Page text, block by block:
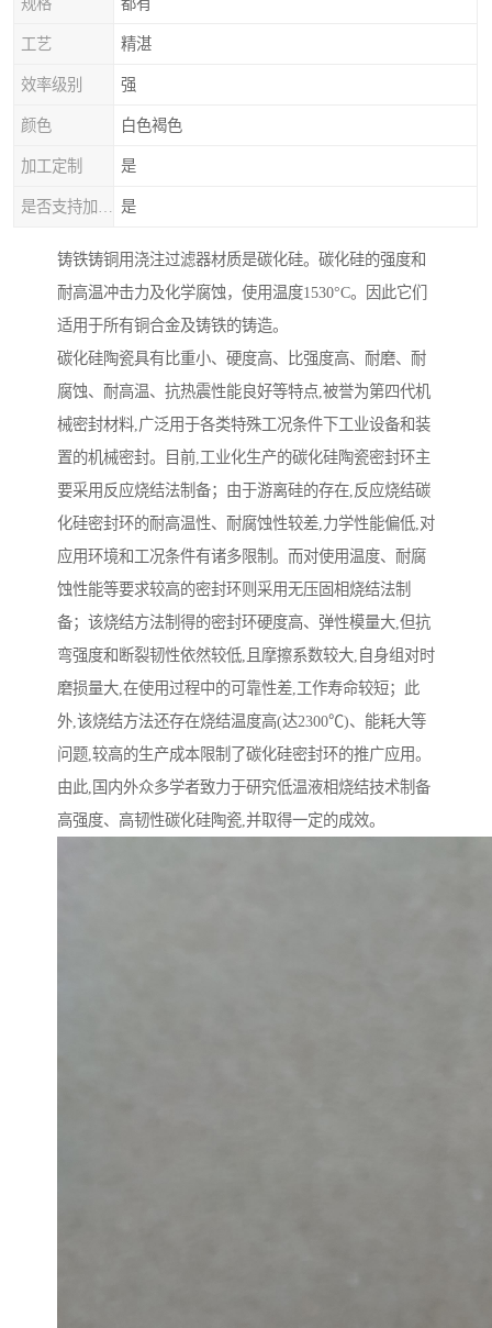
工艺 精湛
效率级别 强
颜色 白色褐色
加工定制 是
是
铸铁铸铜用浇注过滤器材质是碳化硅。碳化硅的强度和
耐高温冲击力及化学腐蚀，使用温度1530°C。因此它们
适用于所有铜合金及铸铁的铸造。
碳化硅陶瓷具有比重小、硬度高、比强度高、耐磨、耐
腐蚀、耐高温、抗热震性能良好等特点,被誉为第四代机
械密封材料,广泛用于各类特殊工况条件下工业设备和装
置的机械密封。目前,工业化生产的碳化硅陶瓷密封环主
要采用反应烧结法制备；由于游离硅的存在,反应烧结碳
化硅密封环的耐高温性、耐腐蚀性较差,力学性能偏低,对
应用环境和工况条件有诸多限制。而对使用温度、耐腐
蚀性能等要求较高的密封环则采用无压固相烧结法制
备；该烧结方法制得的密封环硬度高、弹性模量大,但抗
弯强度和断裂韧性依然较低,且摩擦系数较大,自身组对时
磨损量大,在使用过程中的可靠性差,工作寿命较短；此
外,该烧结方法还存在烧结温度高(达2300℃)、能耗大等
问题,较高的生产成本限制了碳化硅密封环的推广应用。
由此,国内外众多学者致力于研究低温液相烧结技术制备
高强度、高韧性碳化硅陶瓷,并取得一定的成效。